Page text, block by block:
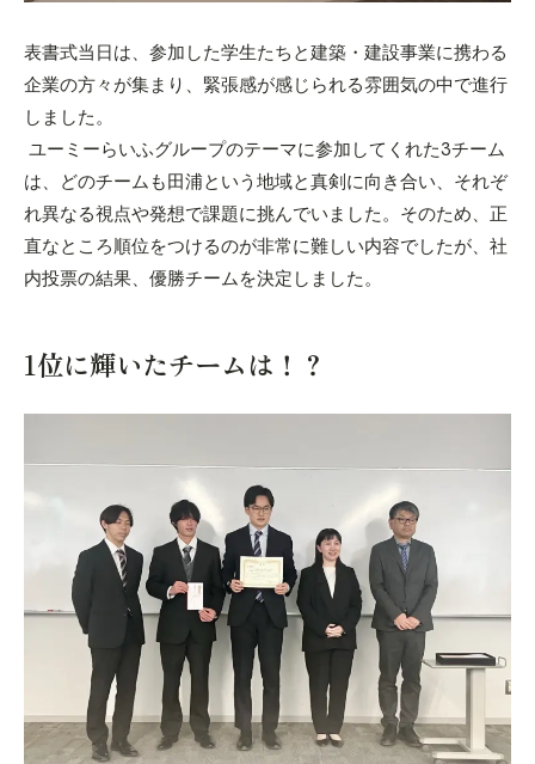
表書式当日は、参加した学生たちと建築・建設事業に携わる
企業の方々が集まり、 緊張感が感じられる雰囲気の中で進行
しました。
ユーミーらいふグループのテーマに参加してくれた3チーム
は、どのチームも田浦という地域と真剣に向き合い、それぞ
れ異なる視点や発想で課題に挑んでいました。そのため、正
直なところ順位をつけるのが非常に難しい内容でしたが、社
内投票の結果、優勝チームを決定しました。
1位に輝いたチームは！？